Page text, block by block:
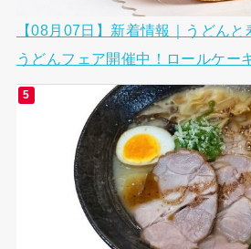
【08月07日】新着情報｜うどん
うどんフェア開催中！ロールケー